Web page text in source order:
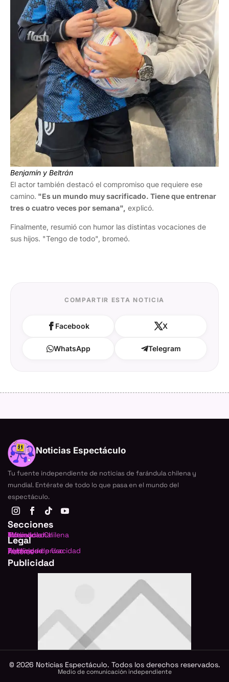
Benjamín y Beltrán
El actor también destacó el compromiso que requiere ese
camino. "Es un mundo muy sacrificado. Tiene que entrenar
tres o cuatro veces por semana", explicó.
Finalmente, resumió con humor las distintas vocaciones de
sus hijos. "Tengo de todo", bromeó.
COMPARTIR ESTA NOTICIA
Facebook X
WhatsApp Telegram
Noticias Espectáculo
Tu fuente independiente de noticias de farándula chilena y
mundial. Entérate de todo lo que pasa en el mundo del
espectáculo.
Secciones
Farándula Chilena
Internacional
TV
Música
Actualidad
Legal
Política de privacidad
Términos de Uso
Publicidad
Autores
Publicidad
© 2026 Noticias Espectáculo. Todos los derechos reservados.
Medio de comunicación independiente